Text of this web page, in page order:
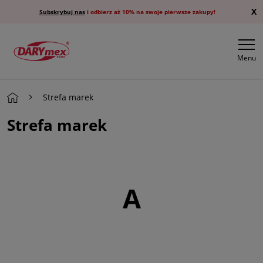
Subskrybuj nasi odbierz aż 10% na swoje pierwsze zakupy! X
Menu
Strefa marek
Strefa marek
A